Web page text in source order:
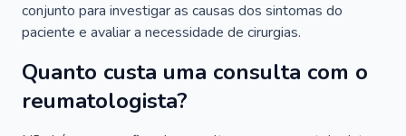
conjunto para investigar as causas dos sintomas do
paciente e avaliar a necessidade de cirurgias.
Quanto custa uma consulta com o
reumatologista?